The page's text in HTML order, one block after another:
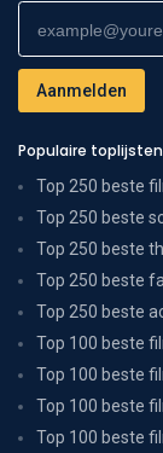
Populaire toplijsten
Top 250 beste
Top 250 beste
Top 250 beste
Top 250 beste
Top 250 beste
Top 100 beste
Top 100 beste
Top 100 beste
Top 100 beste